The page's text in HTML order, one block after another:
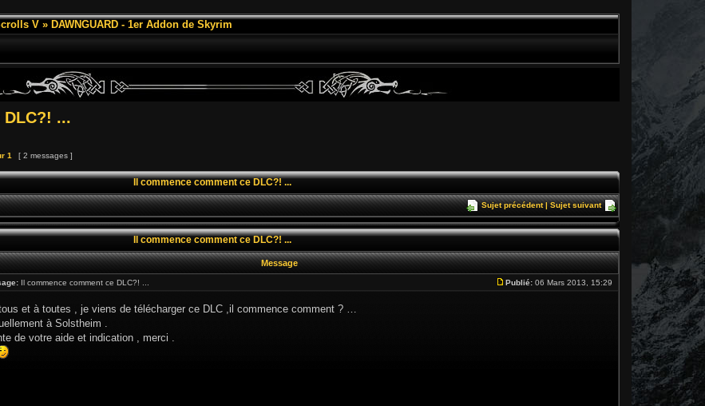
V » DAWNGUARD - 1er Addon de Skyrim
...
1 [ 2 messages ]
Il commence comment ce DLC?! ...
Sujet précédent|Sujet suivant
Il commence comment ce DLC?! ...
Message
Il commence comment ce DLC?! ... Publié: 06 Mars 2013, 15:29
et à toutes , je viens de télécharger ce DLC ,il commence comment ? …
à Solstheim .
de votre aide et indication , merci .